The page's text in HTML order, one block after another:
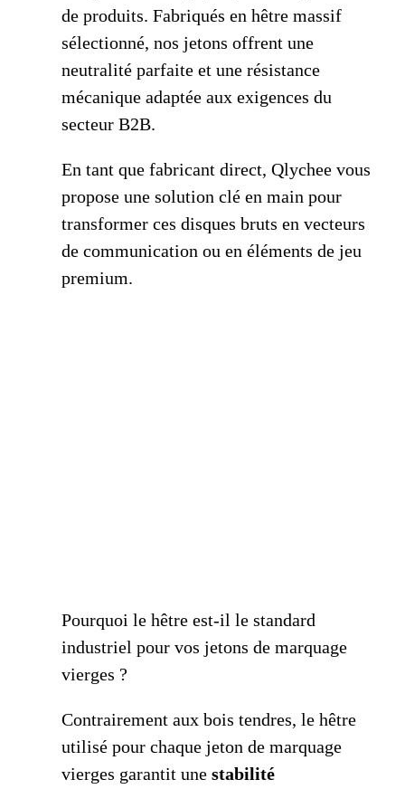
de produits. Fabriqués en hêtre massif
sélectionné, nos jetons offrent une
neutralité parfaite et une résistance
mécanique adaptée aux exigences du
secteur B2B.
En tant que fabricant direct, Qlychee vous
propose une solution clé en main pour
transformer ces disques bruts en vecteurs
de communication ou en éléments de jeu
premium.
Pourquoi le hêtre est-il le standard
industriel pour vos jetons de marquage
vierges ?
Contrairement aux bois tendres, le hêtre
utilisé pour chaque jeton de marquage
vierges garantit une stabilité